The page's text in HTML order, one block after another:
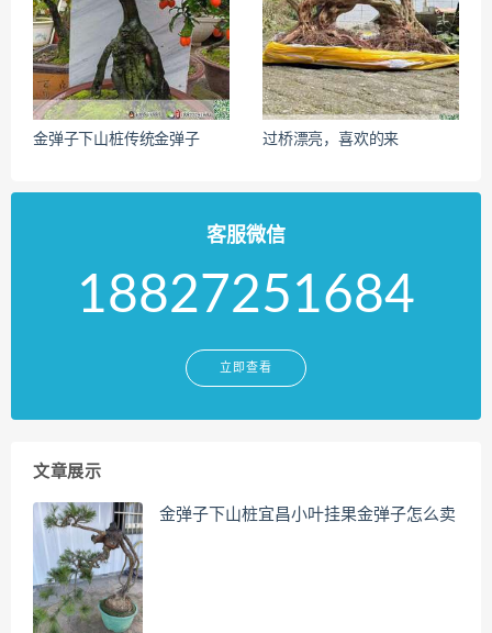
金弹子下山桩传统金弹子 过桥漂亮，喜欢的来
客服微信
18827251684
立即查看
文章展示
金弹子下山桩宜昌小叶挂果金弹子怎么卖